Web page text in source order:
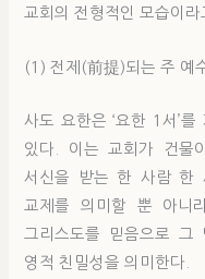
교회의 전형적인 모습이라
(1) 전제(前提)되는 주 예
사도 요한은 ‘요한 1서’
있다. 이는 교회가 건물
서신을 받는 한 사람 한
교제를 의미할 뿐 아니
그리스도를 믿음으로 그
영적 친밀성을 의미한다.